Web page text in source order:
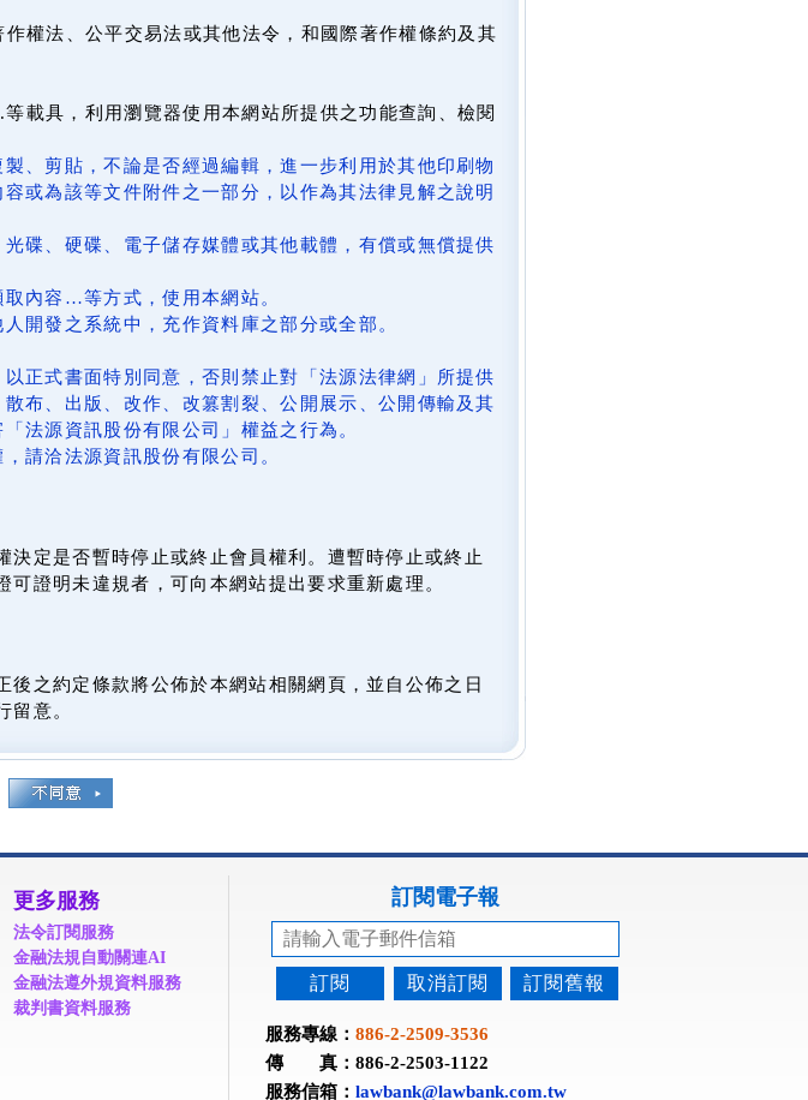
權法、公平交易法或其他法令，和國際著作權條約及其
載具，利用瀏覽器使用本網站所提供之功能查詢、檢閱
、剪貼，不論是否經過編輯，進一步利用於其他印刷物
或為該等文件附件之一部分，以作為其法律見解之說明
碟、硬碟、電子儲存媒體或其他載體，有償或無償提供
內容…等方式，使用本網站。
開發之系統中，充作資料庫之部分或全部。
正式書面特別同意，否則禁止對「法源法律網」所提供
布、出版、改作、改篡割裂、公開展示、公開傳輸及其
法源資訊股份有限公司」權益之行為。
請洽法源資訊股份有限公司。
定是否暫時停止或終止會員權利。遭暫時停止或終止
證明未違規者，可向本網站提出要求重新處理。
之約定條款將公佈於本網站相關網頁，並自公佈之日
留意。
更多服務
法令訂閱服務
金融法規自動關連AI
金融法遵外規資料服務
裁判書資料服務
訂閱電子報
訂閱 取消訂閱 訂閱舊報
服務專線： 886-2-2509-3536
傳 真：886-2-2503-1122
服務信箱： lawbank@lawbank.com.tw